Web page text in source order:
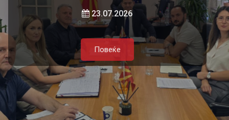
23.07.2026
Повеќе
и нетарифните бариери
21.07.2026
Повеќе
Повеќе